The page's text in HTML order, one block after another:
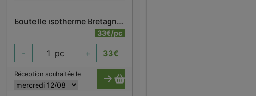
Bouteille isotherme Bretagne 500 ml
33€/pc
- 1 pc + 33€
Réception souhaitée le